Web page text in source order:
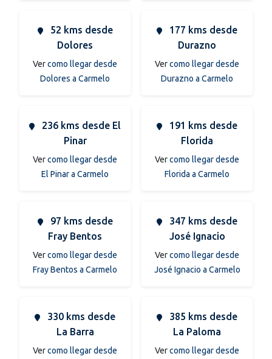
52 kms desde
Dolores
Vercomo llegar desde
Dolores a Carmelo
177 kms desde
Durazno
Vercomo llegar desde
Durazno a Carmelo
236 kms desde El
Pinar
Vercomo llegar desde
El Pinar a Carmelo
191 kms desde
Florida
Vercomo llegar desde
Florida a Carmelo
97 kms desde
Fray Bentos
Vercomo llegar desde
Fray Bentos a Carmelo
347 kms desde
José Ignacio
Vercomo llegar desde
José Ignacio a Carmelo
330 kms desde
La Barra
Vercomo llegar desde
385 kms desde
La Paloma
Vercomo llegar desde